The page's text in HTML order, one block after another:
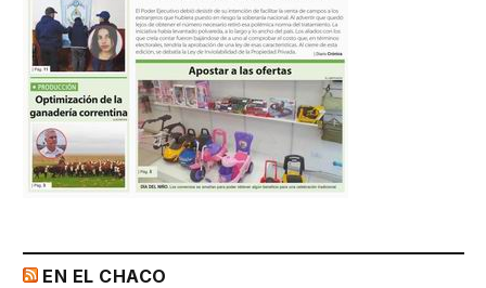
EN EL CHACO